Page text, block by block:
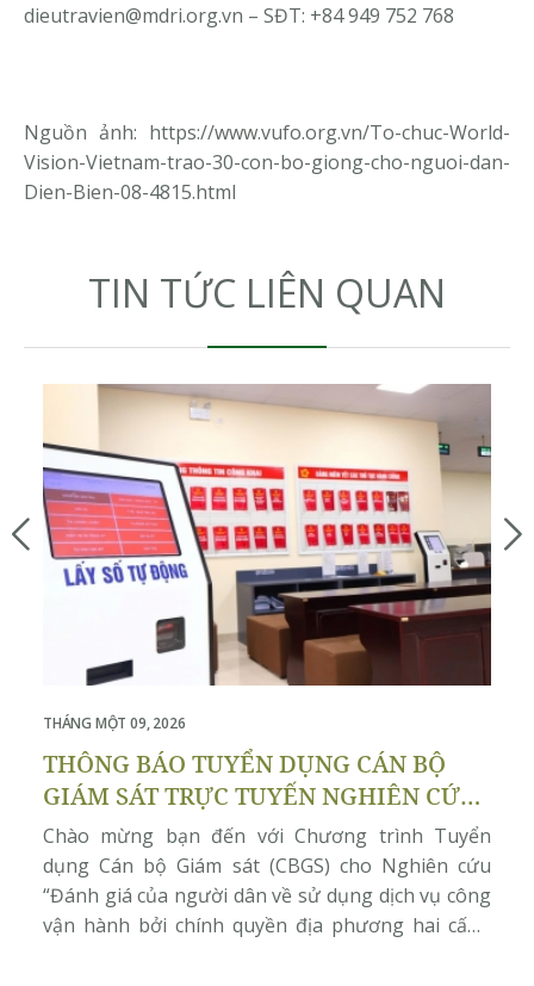
dieutravien@mdri.org.vn – SĐT: +84 949 752 768
Nguồn ảnh: https://www.vufo.org.vn/To-chuc-World-
Vision-Vietnam-trao-30-con-bo-giong-cho-nguoi-dan-
Dien-Bien-08-4815.html
TIN TỨC LIÊN QUAN
THÁNG MỘT 09, 2026
THÔNG BÁO TUYỂN DỤNG CÁN BỘ
GIÁM SÁT TRỰC TUYẾN NGHIÊN CỨU
“ĐÁNH GIÁ CỦA NGƯỜI DÂN VỀ SỬ
DỤNG DỊCH VỤ CÔNG VẬN HÀNH BỞI
CHÍNH QUYỀN ĐỊA PHƯƠNG HAI
CẤP”
Chào mừng bạn đến với Chương trình Tuyển
dụng Cán bộ Giám sát (CBGS) cho Nghiên cứu
“Đánh giá của người dân về sử dụng dịch vụ công
vận hành bởi chính quyền địa phương hai cấp”,